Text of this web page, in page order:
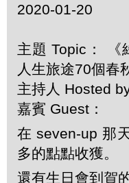
2020-01-20
主題 Topic： 《
人生旅途70個春
主持人 Hosted
嘉賓 Guest：
在 seven-up 那
多的點點收獲。
還有生日會到賀